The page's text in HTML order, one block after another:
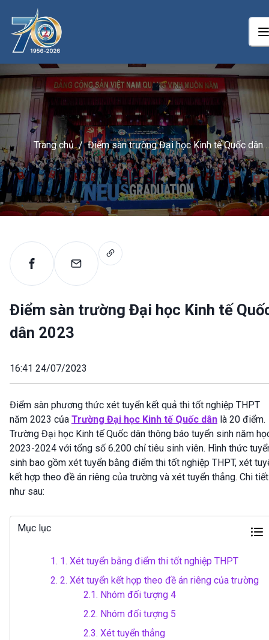
Trang chủ / Điểm sàn trường Đại học Kinh tế Quốc dân
2023
Điểm sàn trường Đại học Kinh tế
dân 2023
16:41 24/07/2023
Điểm sàn phương thức xét tuyển kết quả thi tốt nghiệp THPT
năm 2023 của Trường Đại học Kinh tế Quốc dân là 20 điểm.
Trường Đại học Kinh tế Quốc dân thông báo tuyển sinh năm
2023-2024 với tổng số 6.200 chỉ tiêu sinh viên. Hình thức
sinh bao gồm xét tuyển bằng điểm thi tốt nghiệp THPT, xét
kết hợp theo đề án riêng của trường và xét tuyển thẳng. Chi tiết
như sau:
Mục lục
1. 1. Xét tuyển bằng điểm thi tốt nghiệp THPT
2. 2. Xét tuyển kết hợp theo đề án riêng của trường
2.1. Nhóm đối tượng 4
2.2. Nhóm đối tượng 5
2.3. Xét tuyển thẳng